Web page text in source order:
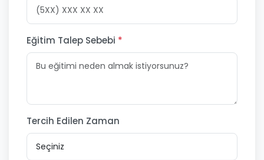
Eğitim Talep Sebebi *
Tercih Edilen Zaman